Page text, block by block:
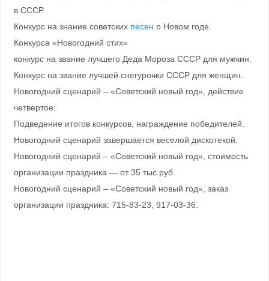
в СССР.
Конкурс на знание советских песен о Новом годе.
Конкурса «Новогодний стих»
конкурс на звание лучшего Деда Мороза СССР для мужчин.
Конкурс на звание лучшей снегурочки СССР для женщин.
Новогодний сценарий – «Советский новый год», действие
четвертое:
Подведение итогов конкурсов, награждение победителей.
Новогодний сценарий завершается веселой дискотекой.
Новогодний сценарий – «Советский новый год», стоимость
организации праздника — от 35 тыс.руб.
Новогодний сценарий – «Советский новый год», заказ
организации праздника: 715-83-23, 917-03-36.